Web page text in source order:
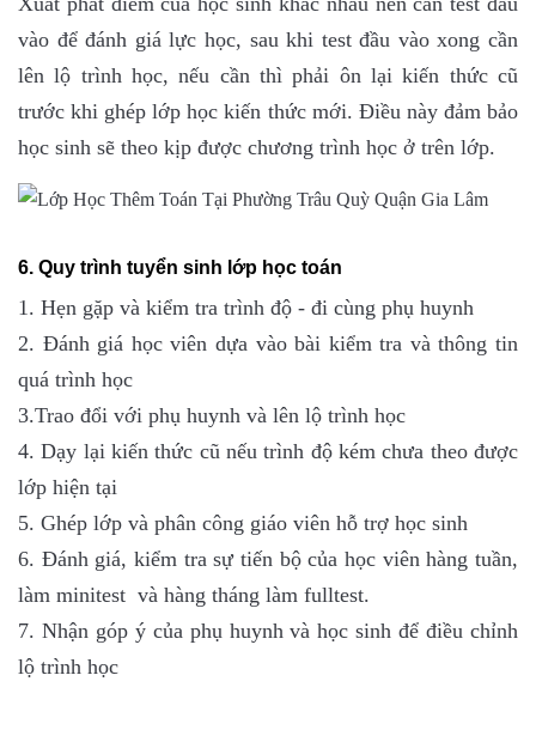
vào để đánh giá lực học, sau khi test đầu vào xong cần
lên lộ trình học, nếu cần thì phải ôn lại kiến thức cũ
trước khi ghép lớp học kiến thức mới. Điều này đảm bảo
học sinh sẽ theo kịp được chương trình học ở trên lớp.
6. Quy trình tuyển sinh lớp học toán
1. Hẹn gặp và kiểm tra trình độ - đi cùng phụ huynh
2. Đánh giá học viên dựa vào bài kiểm tra và thông tin
quá trình học
3.Trao đổi với phụ huynh và lên lộ trình học
4. Dạy lại kiến thức cũ nếu trình độ kém chưa theo được
lớp hiện tại
5. Ghép lớp và phân công giáo viên hỗ trợ học sinh
6. Đánh giá, kiểm tra sự tiến bộ của học viên hàng tuần,
làm minitest và hàng tháng làm fulltest.
7. Nhận góp ý của phụ huynh và học sinh để điều chỉnh
lộ trình học